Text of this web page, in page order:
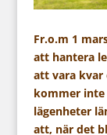
Fr.o.m 1
att hantera
att vara kvar
kommer
lägenheter
att, när det